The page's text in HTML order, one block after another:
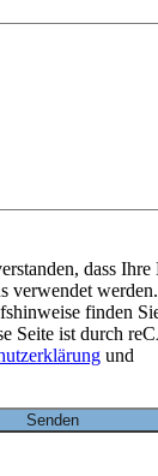
dass Ihre
verwendet
finden
Seite ist durch
und